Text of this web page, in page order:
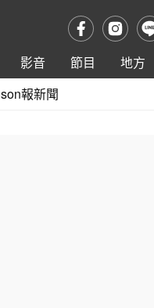
影音 節目 地方
報新聞